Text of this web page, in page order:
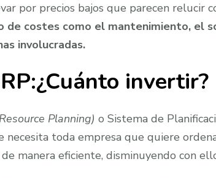
por precios bajos que parecen relucir
de costes como el mantenimiento, el
involucradas.
invertir?
Planning) o Sistema de
necesita toda empresa que quiere
manera eficiente, disminuyendo con